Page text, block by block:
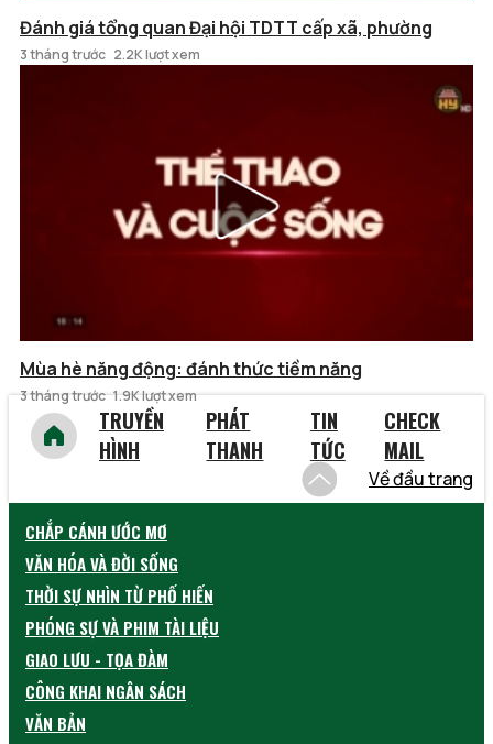
Đánh giá tổng quan Đại hội TDTT cấp xã, phường
3 tháng trước 2.2K lượt xem
Mùa hè năng động: đánh thức tiềm năng
3 tháng trước 1.9K lượt xem
TRUYỀN
HÌNH
PHÁT
THANH
TIN
TỨC
CHECK
MAIL
Về đầu trang
CHẮP CÁNH ƯỚC MƠ
VĂN HÓA VÀ ĐỜI SỐNG
THỜI SỰ NHÌN TỪ PHỐ HIẾN
PHÓNG SỰ VÀ PHIM TÀI LIỆU
GIAO LƯU - TỌA ĐÀM
CÔNG KHAI NGÂN SÁCH
VĂN BẢN